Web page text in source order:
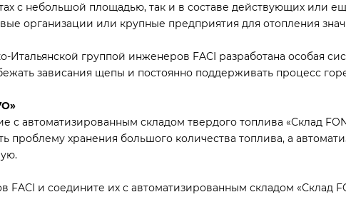
с небольшой площадью, так и в составе действующих или
организации или крупные предприятия для отопления
группой инженеров FACI разработана особая
зависания щепы и постоянно поддерживать процесс
автоматизированным складом твердого топлива «Склад
проблему хранения большого количества топлива, а
FACI и соедините их с автоматизированным складом «Склад